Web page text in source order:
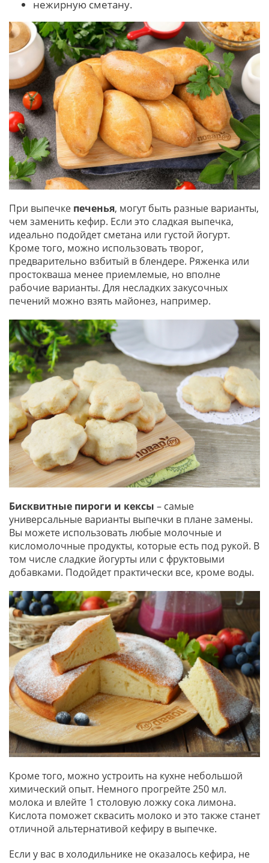
нежирную сметану.
При выпечке печенья, могут быть разные варианты,
чем заменить кефир. Если это сладкая выпечка,
идеально подойдет сметана или густой йогурт.
Кроме того, можно использовать творог,
предварительно взбитый в блендере. Ряженка или
простокваша менее приемлемые, но вполне
рабочие варианты. Для несладких закусочных
печений можно взять майонез, например.
Бисквитные пироги и кексы – самые
универсальные варианты выпечки в плане замены.
Вы можете использовать любые молочные и
кисломолочные продукты, которые есть под рукой. В
том числе сладкие йогурты или с фруктовыми
добавками. Подойдет практически все, кроме воды.
Кроме того, можно устроить на кухне небольшой
химический опыт. Немного прогрейте 250 мл.
молока и влейте 1 столовую ложку сока лимона.
Кислота поможет сквасить молоко и это также станет
отличной альтернативой кефиру в выпечке.
Если у вас в холодильнике не оказалось кефира, не